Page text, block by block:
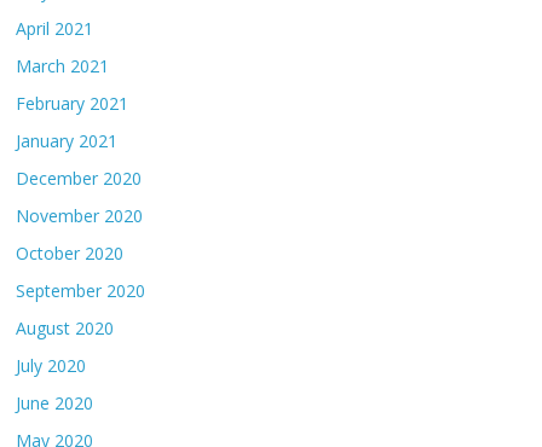
April 2021
March 2021
February 2021
January 2021
December 2020
November 2020
October 2020
September 2020
August 2020
July 2020
June 2020
May 2020